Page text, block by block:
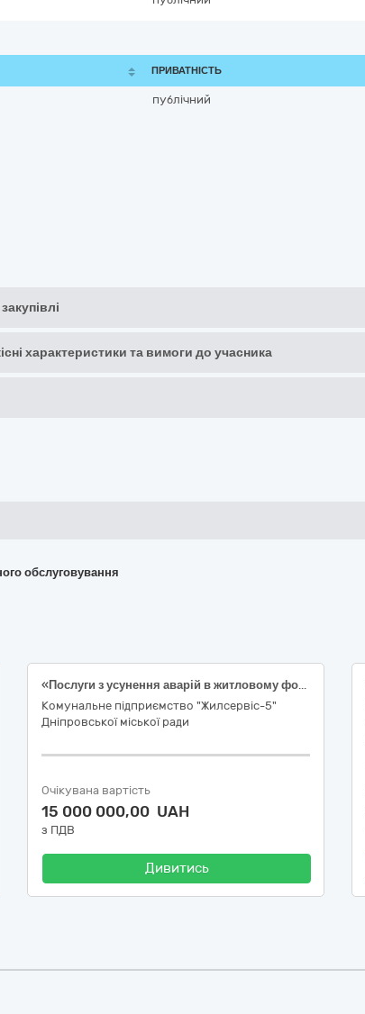
ПРИВАТНІСТЬ
публічний
характеристики та вимоги до учасника
обслуговування
«Послуги з усунення аварій в житловому фонді м. Дніпро, Поточний ремонт ліфтів житлових будинків (ДК 021:2015: 50710000-5 Послуги з ремонту і технічного обслуговування електричного і механічного устаткування будівель)»
Комунальне підприємство "Жилсервіс-5"
Дніпровської міської ради
Очікувана вартість
15 000 000,00 UAH
з ПДВ
Дивитись